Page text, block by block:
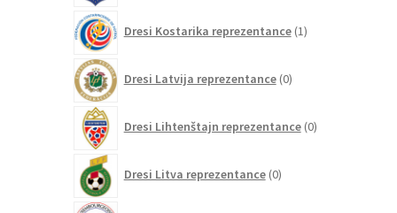
Dresi Kostarika reprezentance 1izdelek
Dresi Latvija reprezentance 0izdelkov
Dresi Lihtenštajn reprezentance 0izdelkov
Dresi Litva reprezentance 0izdelkov